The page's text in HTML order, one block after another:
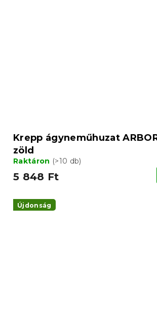
Krepp ágyneműhuzat
zöld
Raktáron (>10 db)
5 848 Ft
Újdonság